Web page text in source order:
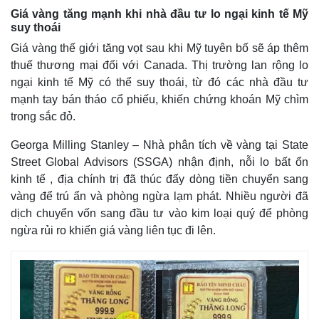
Giá cà phê
Giá vàng tăng mạnh khi nhà đầu tư lo ngại kinh tế Mỹ
suy thoái
Giá vàng thế giới tăng vọt sau khi Mỹ tuyên bố sẽ áp thêm
thuế thương mại đối với Canada. Thị trường lan rộng lo
ngại kinh tế Mỹ có thể suy thoái, từ đó các nhà đầu tư
mạnh tay bán tháo cổ phiếu, khiến chứng khoán Mỹ chìm
trong sắc đỏ.
Georga Milling Stanley – Nhà phân tích về vàng tại State
Street Global Advisors (SSGA) nhận định, nỗi lo bất ổn
kinh tế , địa chính trị đã thúc đẩy dòng tiền chuyển sang
vàng để trú ẩn và phòng ngừa lạm phát. Nhiều người đã
dịch chuyển vốn sang đầu tư vào kim loại quý để phòng
ngừa rủi ro khiến giá vàng liên tục đi lên.